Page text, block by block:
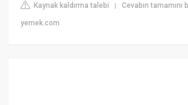
Kaynak kaldırma talebi |Cevabın tamamını
yemek.com